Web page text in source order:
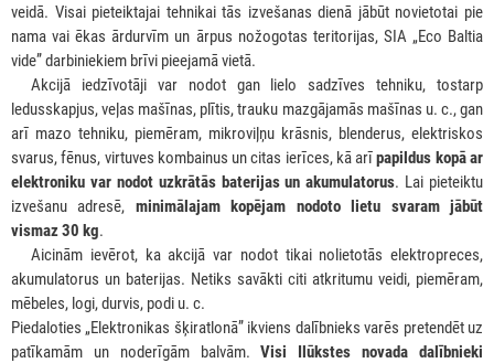
veidā. Visai pieteiktajai tehnikai tās izvešanas dienā jābūt novietotai pie
nama vai ēkas ārdurvīm un ārpus nožogotas teritorijas, SIA „Eco Baltia
vide” darbiniekiem brīvi pieejamā vietā.
Akcijā iedzīvotāji var nodot gan lielo sadzīves tehniku, tostarp
ledusskapjus, veļas mašīnas, plītis, trauku mazgājamās mašīnas u. c., gan
arī mazo tehniku, piemēram, mikroviļņu krāsnis, blenderus, elektriskos
svarus, fēnus, virtuves kombainus un citas ierīces, kā arīpapildus kopā ar
elektroniku var nodot uzkrātās baterijas un akumulatorus. Lai pieteiktu
izvešanu adresē, minimālajam kopējam nodoto lietu svaram jābūt
vismaz 30 kg.
Aicinām ievērot, ka akcijā var nodot tikai nolietotās elektropreces,
akumulatorus un baterijas. Netiks savākti citi atkritumu veidi, piemēram,
mēbeles, logi, durvis, podi u. c.
Piedaloties „Elektronikas šķiratlonā” ikviens dalībnieks varēs pretendēt uz
patīkamām un noderīgām balvām.Visi Ilūkstes novada dalībnieki